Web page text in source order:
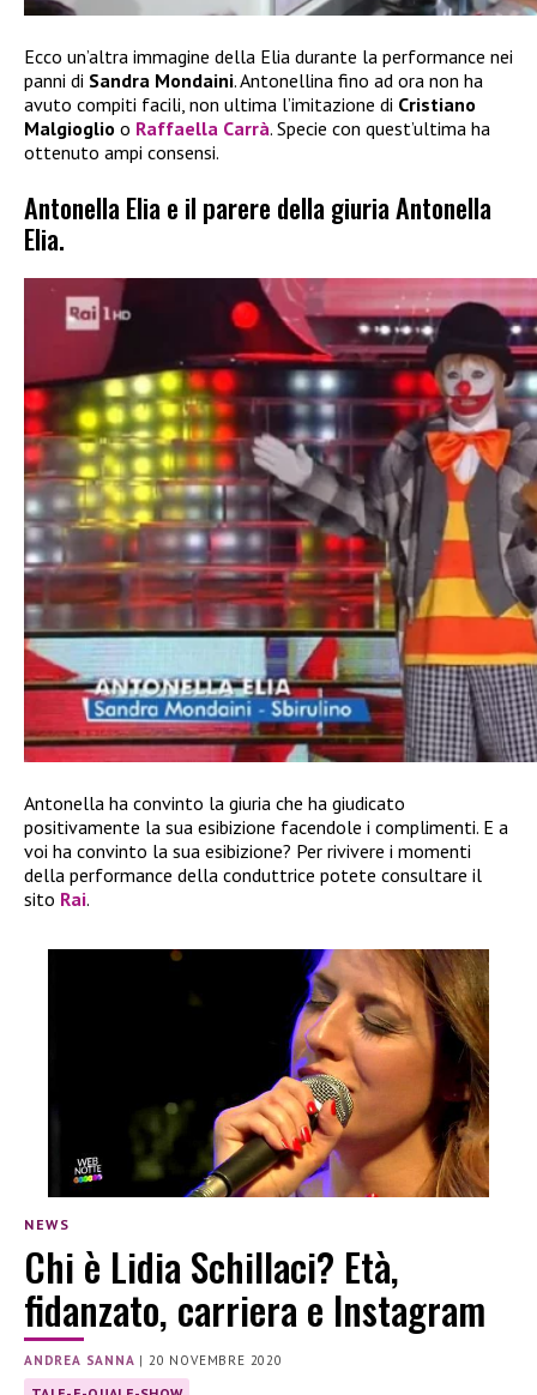
Ecco un’altra immagine della Elia durante la performance nei
panni di Sandra Mondaini. Antonellina fino ad ora non ha
avuto compiti facili, non ultima l’imitazione di Cristiano
Malgioglio o Raffaella Carrà. Specie con quest’ultima ha
ottenuto ampi consensi.
Antonella Elia e il parere della giuria Antonella
Elia.
Antonella ha convinto la giuria che ha giudicato
positivamente la sua esibizione facendole i complimenti. E a
voi ha convinto la sua esibizione? Per rivivere i momenti
della performance della conduttrice potete consultare il
sito Rai.
NEWS
Chi è Lidia Schillaci? Età,
fidanzato, carriera e Instagram
ANDREA SANNA |20 NOVEMBRE 2020